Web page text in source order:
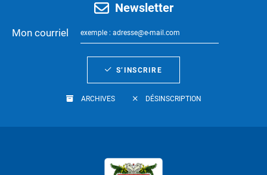
Newsletter
Mon courriel
S’INSCRIRE
ARCHIVES DÉSINSCRIPTION